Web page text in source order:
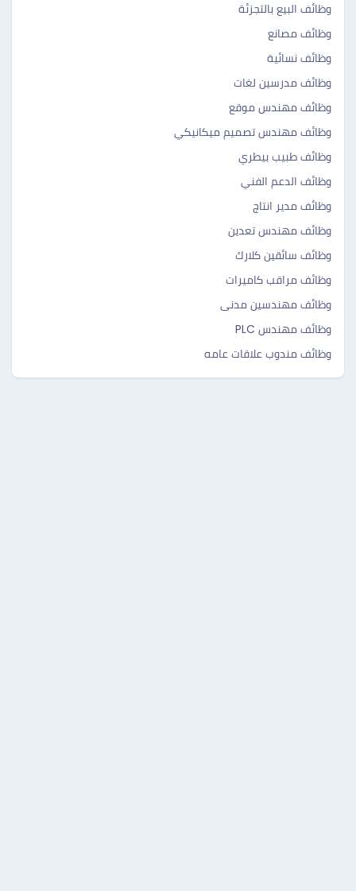
وظائف البيع بالتجزئة
وظائف مصانع
وظائف نسائية
وظائف مدرسين لغات
وظائف مهندس موقع
وظائف مهندس تصميم ميكانيكي
وظائف طبيب بيطري
وظائف الدعم الفني
وظائف مدير انتاج
وظائف مهندس تعدين
وظائف سائقين كلارك
وظائف مراقب كاميرات
وظائف مهندسين مدنى
وظائف مهندس PLC
وظائف مندوب علاقات عامه